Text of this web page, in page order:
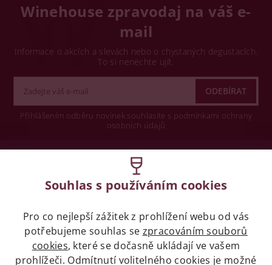
Winehouse zpravodaj na váš e-
mail
Informace o akcích a slevách nebo o chystaných degustacích.
To si nenechte ujít.
Přihlášením odběru novinek souhlasíte s podmínkami ochrany
osobních údajů
Legislativa
Zákaz prodeje alkoholických nápojů osobám
mladších 18 let.
Souhlas s používáním cookies
Pro co nejlepší zážitek z prohlížení webu od vás
potřebujeme souhlas se zpracováním souborů
cookies, které se dočasně ukládají ve vašem
prohlížeči. Odmítnutí volitelného cookies je možné